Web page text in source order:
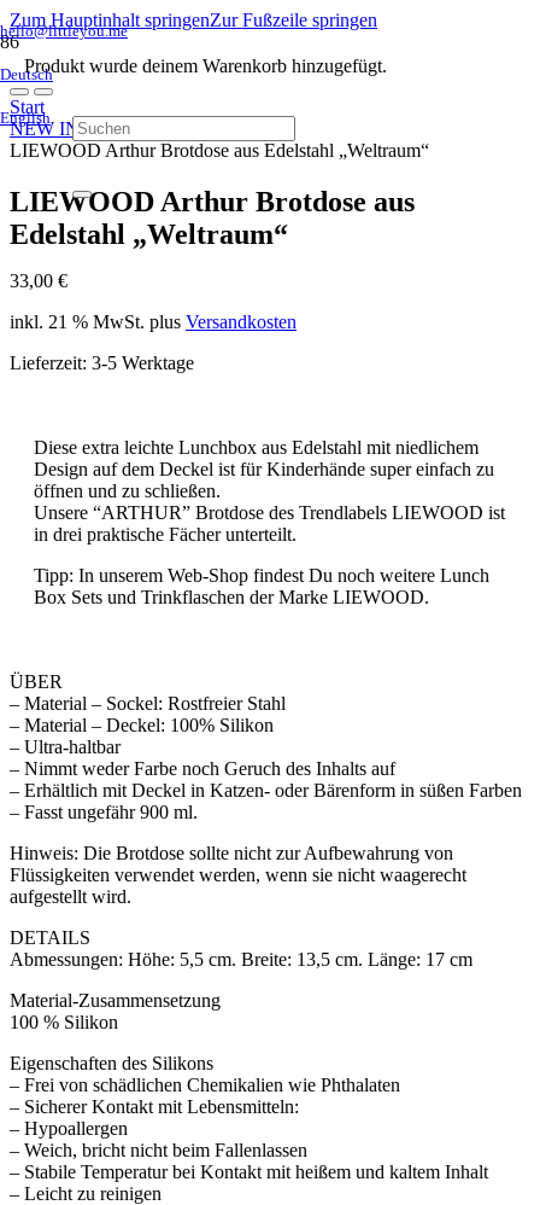
Zum Hauptinhalt springenZur Fußzeile springen
hello@littleyou.me
Deutsch
English
Produkt wurde deinem Warenkorb hinzugefügt.
Start
NEW IN
LIEWOOD Arthur Brotdose aus Edelstahl „Weltraum“
LIEWOOD Arthur Brotdose aus
Edelstahl „Weltraum“
33,00 €
inkl. 21 % MwSt. plus Versandkosten
Lieferzeit: 3-5 Werktage
Diese extra leichte Lunchbox aus Edelstahl mit niedlichem
Design auf dem Deckel ist für Kinderhände super einfach zu
öffnen und zu schließen.
Unsere “ARTHUR” Brotdose des Trendlabels LIEWOOD ist
in drei praktische Fächer unterteilt.
Tipp: In unserem Web-Shop findest Du noch weitere Lunch
Box Sets und Trinkflaschen der Marke LIEWOOD.
ÜBER
– Material – Sockel: Rostfreier Stahl
– Material – Deckel: 100% Silikon
– Ultra-haltbar
– Nimmt weder Farbe noch Geruch des Inhalts auf
– Erhältlich mit Deckel in Katzen- oder Bärenform in süßen Farben
– Fasst ungefähr 900 ml.
Hinweis: Die Brotdose sollte nicht zur Aufbewahrung von
Flüssigkeiten verwendet werden, wenn sie nicht waagerecht
aufgestellt wird.
DETAILS
Abmessungen: Höhe: 5,5 cm. Breite: 13,5 cm. Länge: 17 cm
Material-Zusammensetzung
100 % Silikon
Eigenschaften des Silikons
– Frei von schädlichen Chemikalien wie Phthalaten
– Sicherer Kontakt mit Lebensmitteln:
– Hypoallergen
– Weich, bricht nicht beim Fallenlassen
– Stabile Temperatur bei Kontakt mit heißem und kaltem Inhalt
– Leicht zu reinigen